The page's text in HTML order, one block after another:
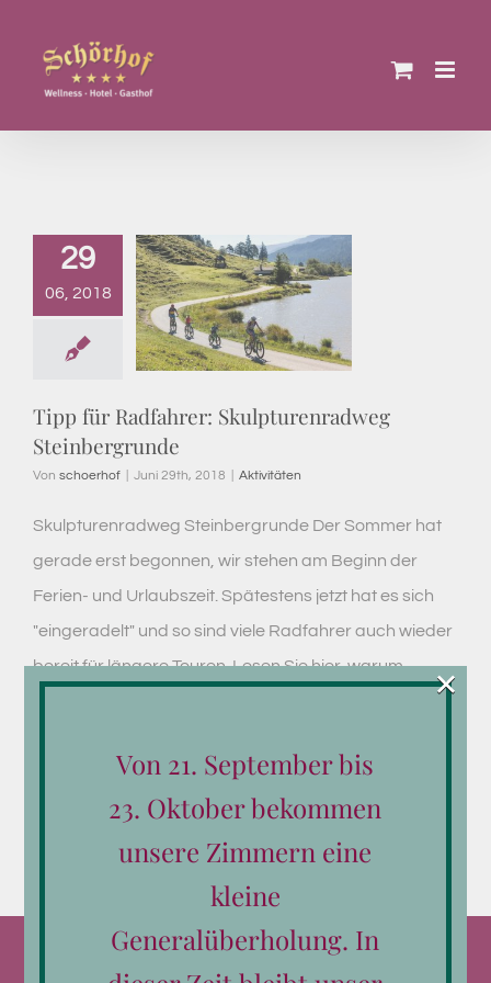
springen
29
06, 2018
Tipp für Radfahrer: Skulpturenradweg
Steinbergrunde
Von schoerhof Juni 29th, 2018 Aktivitäten
Skulpturenradweg Steinbergrunde Der Sommer hat
gerade erst begonnen, wir stehen am Beginn der
Ferien- und Urlaubszeit. Spätestens jetzt hat es sich
"eingeradelt" und so sind viele Radfahrer auch wieder
bereit für längere Touren. Lesen Sie hier, warum
Von 21. September bis
23. Oktober bekommen
unsere Zimmern eine
kleine
Generalüberholung. In
×